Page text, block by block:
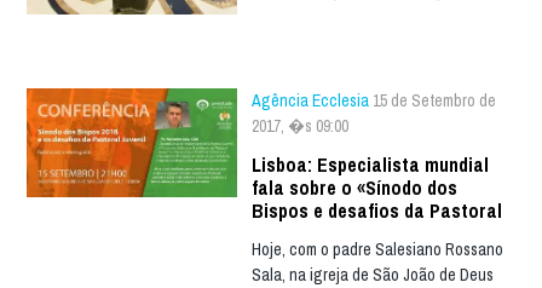
Agência Ecclesia 15 de Setembro de
2017, �s 09:00
Lisboa: Especialista mundial
fala sobre o «Sínodo dos
Bispos e desafios da Pastoral
Hoje, com o padre Salesiano Rossano
Sala, na igreja de São João de Deus